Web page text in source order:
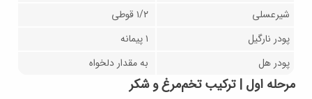
شیرعسلی
پودر نارگیل
پودر هل
به مقدار دلخواه
مرحله اول | ترکیب تخم‌مرغ و شکر